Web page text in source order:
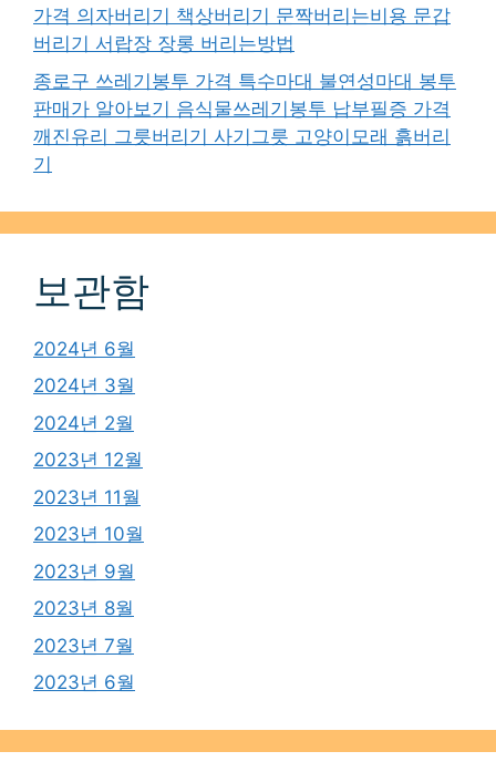
가격 의자버리기 책상버리기 문짝버리는비용 문갑
버리기 서랍장 장롱 버리는방법
종로구 쓰레기봉투 가격 특수마대 불연성마대 봉투
판매가 알아보기 음식물쓰레기봉투 납부필증 가격
깨진유리 그릇버리기 사기그릇 고양이모래 흙버리
기
보관함
2024년 6월
2024년 3월
2024년 2월
2023년 12월
2023년 11월
2023년 10월
2023년 9월
2023년 8월
2023년 7월
2023년 6월